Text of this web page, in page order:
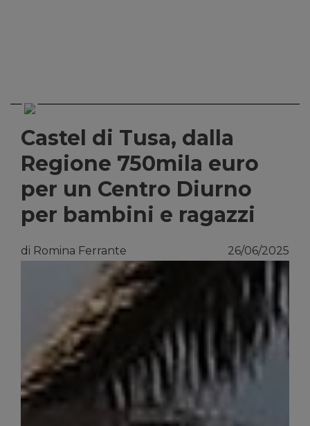
Castel di Tusa, dalla
Regione 750mila euro
per un Centro Diurno
per bambini e ragazzi
di Romina Ferrante 26/06/2025